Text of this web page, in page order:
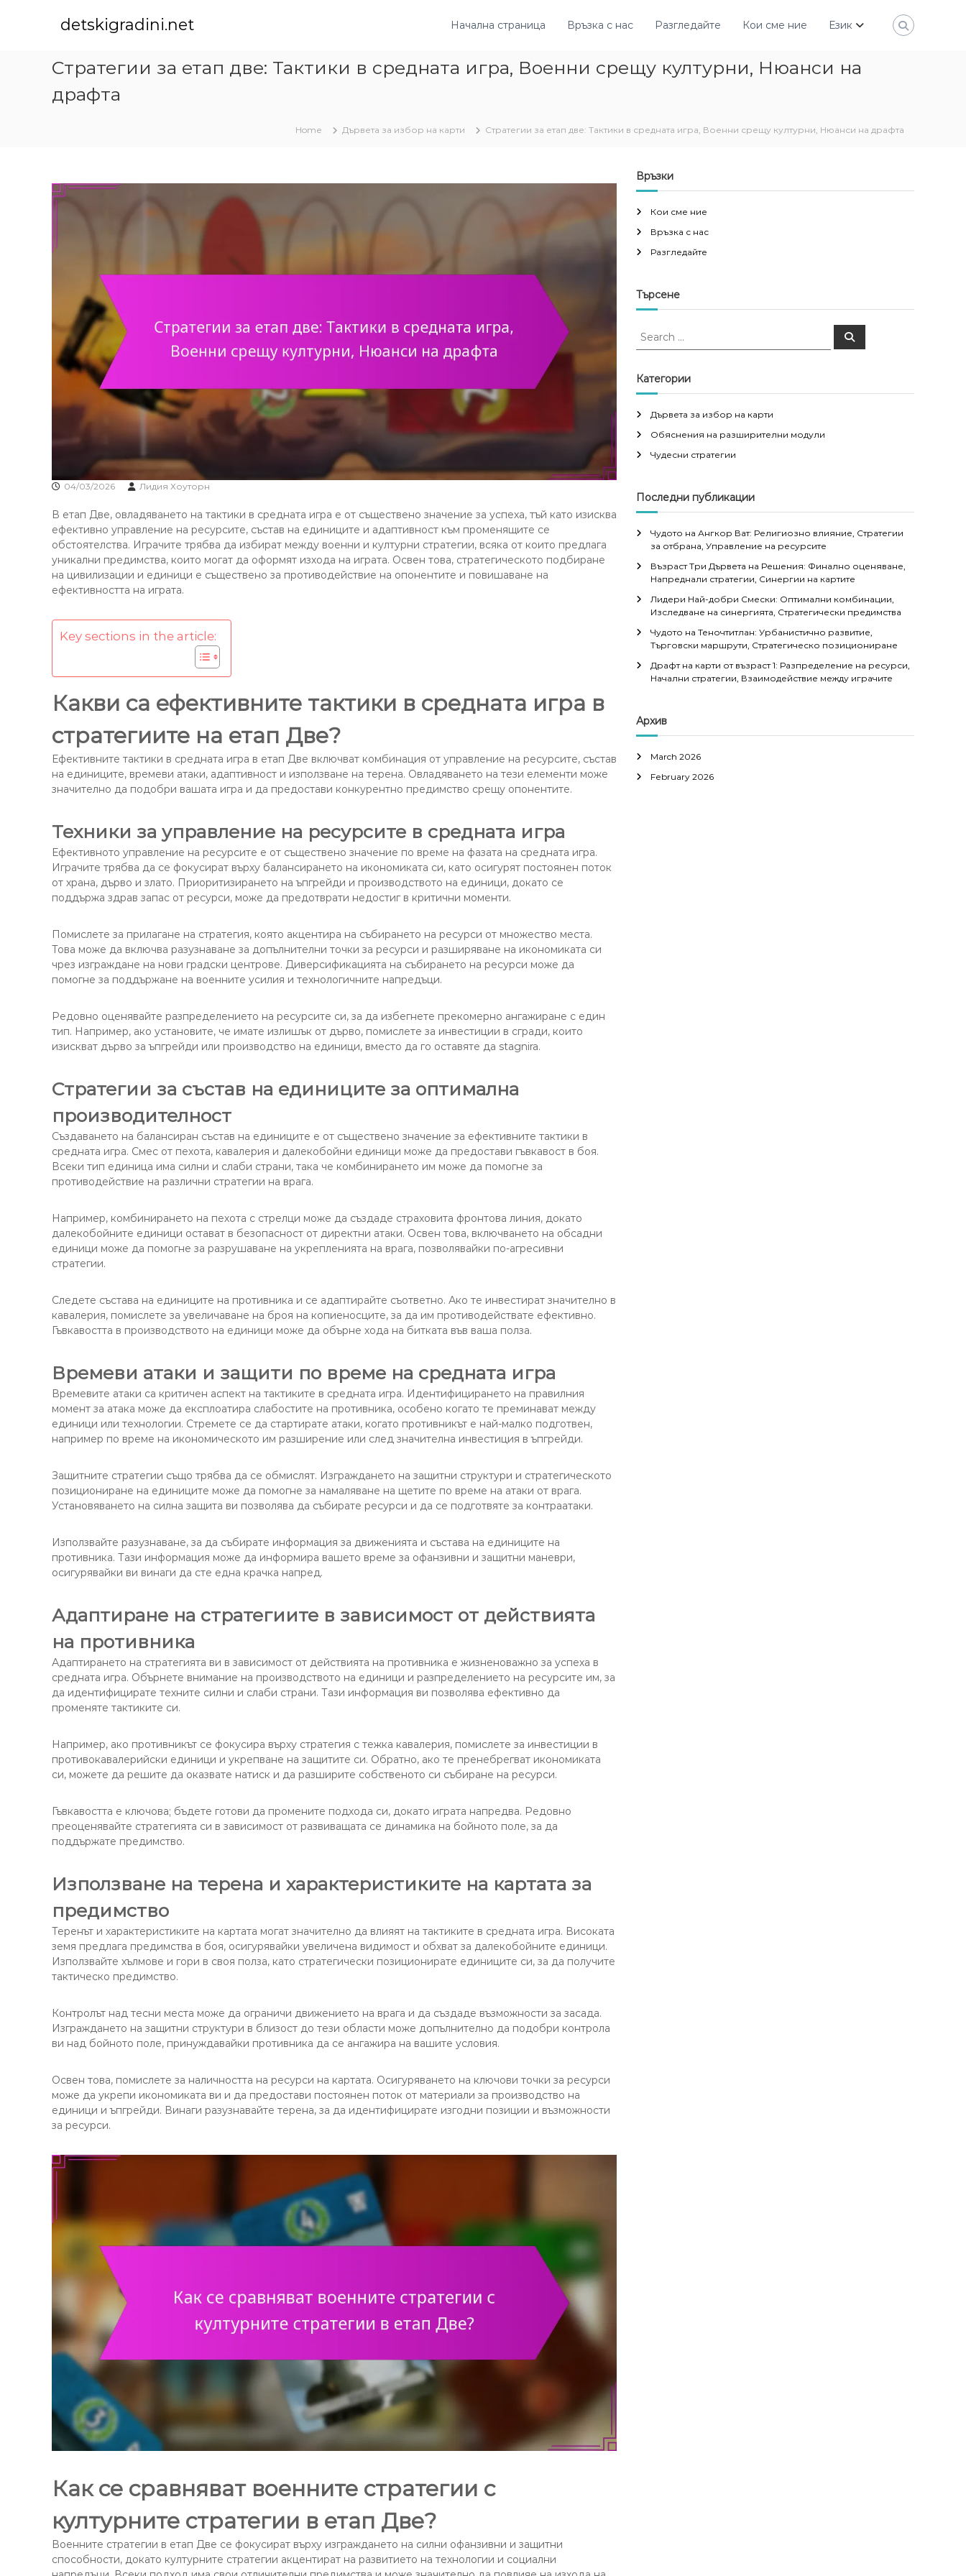
detskigradini.net Начална страница Връзка с нас Разгледайте Кои сме ние Език
Стратегии за етап две: Тактики в средната игра, Военни срещу културни, Нюанси на
драфта
Home Дървета за избор на карти Стратегии за етап две: Тактики в средната игра, Военни срещу културни, Нюанси на драфта
04/03/2026 Лидия Хоуторн
В етап Две, овладяването на тактики в средната игра е от съществено значение за успеха, тъй като изисква
ефективно управление на ресурсите, състав на единиците и адаптивност към променящите се
обстоятелства. Играчите трябва да избират между военни и културни стратегии, всяка от които предлага
уникални предимства, които могат да оформят изхода на играта. Освен това, стратегическото подбиране
на цивилизации и единици е съществено за противодействие на опонентите и повишаване на
ефективността на играта.
Key sections in the article:
Какви са ефективните тактики в средната игра в
стратегиите на етап Две?
Ефективните тактики в средната игра в етап Две включват комбинация от управление на ресурсите, състав
на единиците, времеви атаки, адаптивност и използване на терена. Овладяването на тези елементи може
значително да подобри вашата игра и да предостави конкурентно предимство срещу опонентите.
Техники за управление на ресурсите в средната игра
Ефективното управление на ресурсите е от съществено значение по време на фазата на средната игра.
Играчите трябва да се фокусират върху балансирането на икономиката си, като осигурят постоянен поток
от храна, дърво и злато. Приоритизирането на ъпгрейди и производството на единици, докато се
поддържа здрав запас от ресурси, може да предотврати недостиг в критични моменти.
Помислете за прилагане на стратегия, която акцентира на събирането на ресурси от множество места.
Това може да включва разузнаване за допълнителни точки за ресурси и разширяване на икономиката си
чрез изграждане на нови градски центрове. Диверсификацията на събирането на ресурси може да
помогне за поддържане на военните усилия и технологичните напредъци.
Редовно оценявайте разпределението на ресурсите си, за да избегнете прекомерно ангажиране с един
тип. Например, ако установите, че имате излишък от дърво, помислете за инвестиции в сгради, които
изискват дърво за ъпгрейди или производство на единици, вместо да го оставяте да stagnira.
Стратегии за състав на единиците за оптимална
производителност
Създаването на балансиран състав на единиците е от съществено значение за ефективните тактики в
средната игра. Смес от пехота, кавалерия и далекобойни единици може да предостави гъвкавост в боя.
Всеки тип единица има силни и слаби страни, така че комбинирането им може да помогне за
противодействие на различни стратегии на врага.
Например, комбинирането на пехота с стрелци може да създаде страховита фронтова линия, докато
далекобойните единици остават в безопасност от директни атаки. Освен това, включването на обсадни
единици може да помогне за разрушаване на укрепленията на врага, позволявайки по-агресивни
стратегии.
Следете състава на единиците на противника и се адаптирайте съответно. Ако те инвестират значително в
кавалерия, помислете за увеличаване на броя на копиеносците, за да им противодействате ефективно.
Гъвкавостта в производството на единици може да обърне хода на битката във ваша полза.
Времеви атаки и защити по време на средната игра
Времевите атаки са критичен аспект на тактиките в средната игра. Идентифицирането на правилния
момент за атака може да експлоатира слабостите на противника, особено когато те преминават между
единици или технологии. Стремете се да стартирате атаки, когато противникът е най-малко подготвен,
например по време на икономическото им разширение или след значителна инвестиция в ъпгрейди.
Защитните стратегии също трябва да се обмислят. Изграждането на защитни структури и стратегическото
позициониране на единиците може да помогне за намаляване на щетите по време на атаки от врага.
Установяването на силна защита ви позволява да събирате ресурси и да се подготвяте за контраатаки.
Използвайте разузнаване, за да събирате информация за движенията и състава на единиците на
противника. Тази информация може да информира вашето време за офанзивни и защитни маневри,
осигурявайки ви винаги да сте една крачка напред.
Адаптиране на стратегиите в зависимост от действията
на противника
Адаптирането на стратегията ви в зависимост от действията на противника е жизненоважно за успеха в
средната игра. Обърнете внимание на производството на единици и разпределението на ресурсите им, за
да идентифицирате техните силни и слаби страни. Тази информация ви позволява ефективно да
променяте тактиките си.
Например, ако противникът се фокусира върху стратегия с тежка кавалерия, помислете за инвестиции в
противокавалерийски единици и укрепване на защитите си. Обратно, ако те пренебрегват икономиката
си, можете да решите да оказвате натиск и да разширите собственото си събиране на ресурси.
Гъвкавостта е ключова; бъдете готови да промените подхода си, докато играта напредва. Редовно
преоценявайте стратегията си в зависимост от развиващата се динамика на бойното поле, за да
поддържате предимство.
Използване на терена и характеристиките на картата за
предимство
Теренът и характеристиките на картата могат значително да влияят на тактиките в средната игра. Високата
земя предлага предимства в боя, осигурявайки увеличена видимост и обхват за далекобойните единици.
Използвайте хълмове и гори в своя полза, като стратегически позиционирате единиците си, за да получите
тактическо предимство.
Контролът над тесни места може да ограничи движението на врага и да създаде възможности за засада.
Изграждането на защитни структури в близост до тези области може допълнително да подобри контрола
ви над бойното поле, принуждавайки противника да се ангажира на вашите условия.
Освен това, помислете за наличността на ресурси на картата. Осигуряването на ключови точки за ресурси
може да укрепи икономиката ви и да предостави постоянен поток от материали за производство на
единици и ъпгрейди. Винаги разузнавайте терена, за да идентифицирате изгодни позиции и възможности
за ресурси.
Как се сравняват военните стратегии с
културните стратегии в етап Две?
Военните стратегии в етап Две се фокусират върху изграждането на силни офанзивни и защитни
способности, докато културните стратегии акцентират на развитието на технологии и социални
Връзки
Кои сме ние
Връзка с нас
Разгледайте
Търсене
S
r
c
f
o
r
S
Категории
Дървета за избор на карти
Обяснения на разширителни модули
Чудесни стратегии
Последни публикации
Чудото на Ангкор Ват: Религиозно влияние, Стратегии
за отбрана, Управление на ресурсите
Възраст Три Дървета на Решения: Финално оценяване,
Напреднали стратегии, Синергии на картите
Лидери Най-добри Смески: Оптимални комбинации,
Изследване на синергията, Стратегически предимства
Чудото на Теночтитлан: Урбанистично развитие,
Търговски маршрути, Стратегическо позициониране
Драфт на карти от възраст 1: Разпределение на ресурси,
Начални стратегии, Взаимодействие между играчите
Архив
March 2026
February 2026